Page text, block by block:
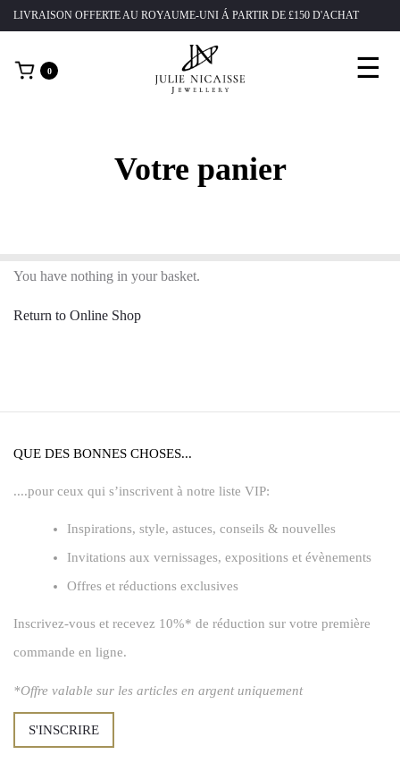
X CLOSE
FRANÇAIS
BOUTIQUE
LIVRAISON OFFERTE AU ROYAUME-UNI Á PARTIR DE £150 D'ACHAT
0 ☰
Votre panier
You have nothing in your basket.
Return to Online Shop
QUE DES BONNES CHOSES...
....pour ceux qui s’inscrivent à notre liste VIP:
Inspirations, style, astuces, conseils & nouvelles
Invitations aux vernissages, expositions et évènements
Offres et réductions exclusives
Inscrivez-vous et recevez 10%* de réduction sur votre première
commande en ligne.
*Offre valable sur les articles en argent uniquement
S'INSCRIRE